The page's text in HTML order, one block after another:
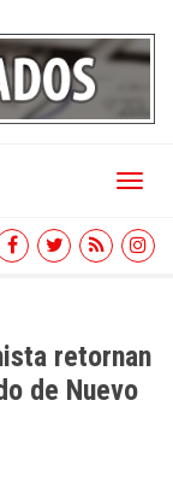
Toggle
retornan
de Nuevo